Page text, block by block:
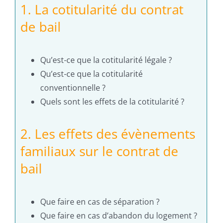
1. La cotitularité du contrat
de bail
Qu’est-ce que la cotitularité légale ?
Qu’est-ce que la cotitularité
conventionnelle ?
Quels sont les effets de la cotitularité ?
2. Les effets des évènements
familiaux sur le contrat de
bail
Que faire en cas de séparation ?
Que faire en cas d’abandon du logement ?